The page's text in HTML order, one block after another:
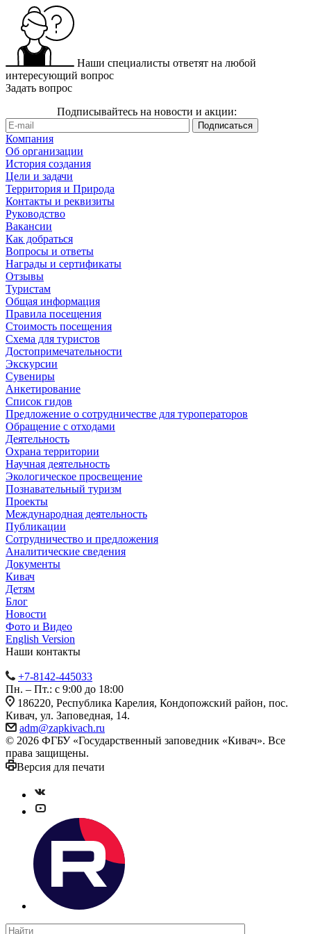
Наши специалисты ответят на любой
интересующий вопрос
Задать вопрос
Подписывайтесь на новости и акции:
Компания
Об организации
История создания
Цели и задачи
Территория и Природа
Контакты и реквизиты
Руководство
Вакансии
Как добраться
Вопросы и ответы
Награды и сертификаты
Отзывы
Туристам
Общая информация
Правила посещения
Стоимость посещения
Схема для туристов
Достопримечательности
Экскурсии
Сувениры
Анкетирование
Список гидов
Предложение о сотрудничестве для туроператоров
Обращение с отходами
Деятельность
Охрана территории
Научная деятельность
Экологическое просвещение
Познавательный туризм
Проекты
Международная деятельность
Публикации
Сотрудничество и предложения
Аналитические сведения
Документы
Кивач
Детям
Блог
Новости
Фото и Видео
English Version
Наши контакты
+7-8142-445033
Пн. – Пт.: с 9:00 до 18:00
186220, Республика Карелия, Кондопожский район, пос.
Кивач, ул. Заповедная, 14.
adm@zapkivach.ru
© 2026 ФГБУ «Государственный заповедник «Кивач». Все
права защищены.
Версия для печати